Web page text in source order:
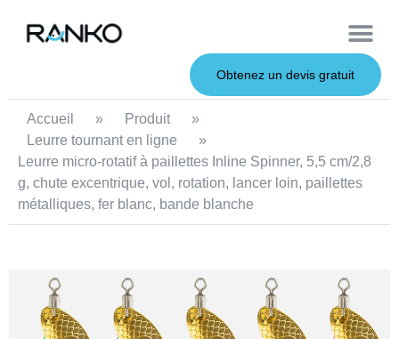
Obtenez un devis gratuit
Accueil » Produit
»
Leurre tournant en ligne
»
Leurre micro-rotatif à paillettes Inline Spinner, 5,5 cm/2,8
g, chute excentrique, vol, rotation, lancer loin, paillettes
métalliques, fer blanc, bande blanche